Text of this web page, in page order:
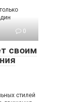
0
своим
стилей